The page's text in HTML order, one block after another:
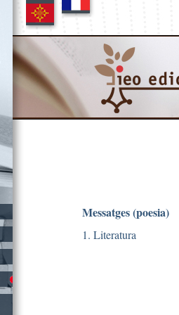
Messatges (poesia)
1. Literatura